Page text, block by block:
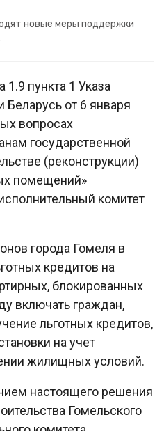
новые меры поддержки
1.9 пункта 1 Указа
Беларусь от 6 января
вопросах
государственной
(реконструкции)
помещений»
комитет
города Гомеля в
кредитов на
блокированных
включать граждан,
льготных кредитов,
на учет
жилищных условий.
настоящего решения
Гомельского